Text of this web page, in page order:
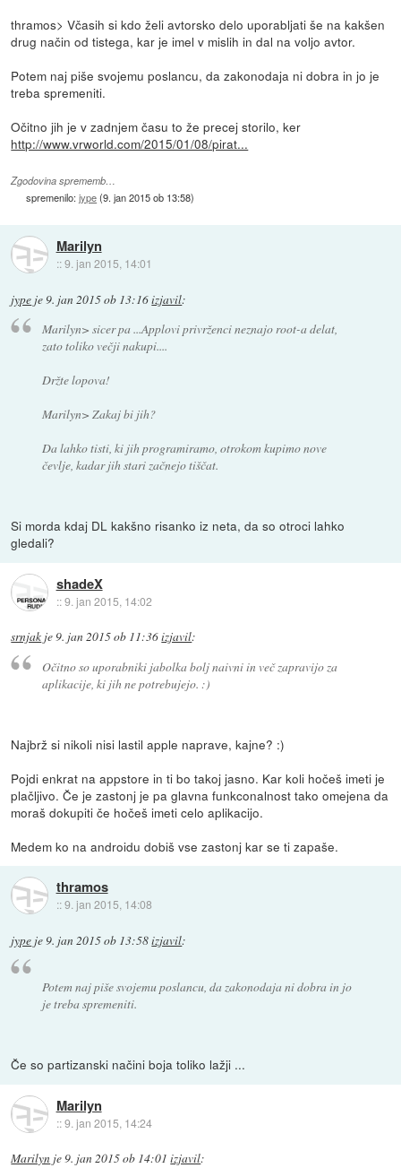
thramos> Včasih si kdo želi avtorsko delo uporabljati še na kakšen
drug način od tistega, kar je imel v mislih in dal na voljo avtor.
Potem naj piše svojemu poslancu, da zakonodaja ni dobra in jo je
treba spremeniti.
Očitno jih je v zadnjem času to že precej storilo, ker
http://www.vrworld.com/2015/01/08/pirat...
Zgodovina sprememb…
spremenilo:jype(9. jan 2015 ob 13:58)
Marilyn
::9. jan 2015, 14:01
jype je9. jan 2015 ob 13:16izjavil:
Marilyn> sicer pa ...Applovi privrženci neznajo root-a delat,
zato toliko večji nakupi....
Držte lopova!
Marilyn> Zakaj bi jih?
Da lahko tisti, ki jih programiramo, otrokom kupimo nove
čevlje, kadar jih stari začnejo tiščat.
Si morda kdaj DL kakšno risanko iz neta, da so otroci lahko
gledali?
shadeX
::9. jan 2015, 14:02
srnjak je9. jan 2015 ob 11:36izjavil:
Očitno so uporabniki jabolka bolj naivni in več zapravijo za
aplikacije, ki jih ne potrebujejo. :)
Najbrž si nikoli nisi lastil apple naprave, kajne? :)
Pojdi enkrat na appstore in ti bo takoj jasno. Kar koli hočeš imeti je
plačljivo. Če je zastonj je pa glavna funkconalnost tako omejena da
moraš dokupiti če hočeš imeti celo aplikacijo.
Medem ko na androidu dobiš vse zastonj kar se ti zapaše.
thramos
::9. jan 2015, 14:08
jype je9. jan 2015 ob 13:58izjavil:
Potem naj piše svojemu poslancu, da zakonodaja ni dobra in jo
je treba spremeniti.
Če so partizanski načini boja toliko lažji ...
Marilyn
::9. jan 2015, 14:24
Marilyn je9. jan 2015 ob 14:01 izjavil: